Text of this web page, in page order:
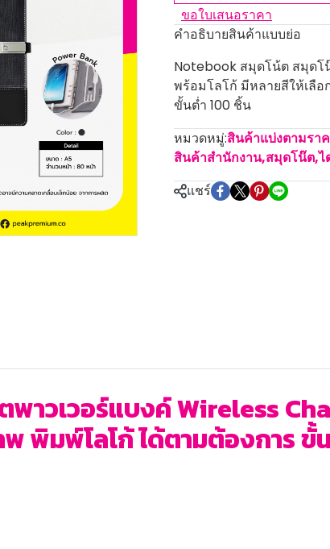
ขอใบเสนอราคา
คำอธิบายสินค้าแบบย่อ
Notebook สมุดโน้ต สมุดโ
พร้อมโลโก้ มีหลายสีให้เลื
ขั้นต่ำ 100 ชิ้น
หมวดหมู่:สินค้าแบ่งตามรา
สินค้าสำนักงาน,สมุดโน๊ต,ไ
แชร์
าวเวอร์แบงค์ Wireless
พิมพ์โลโก้ ได้ตามต้องการ ขั้